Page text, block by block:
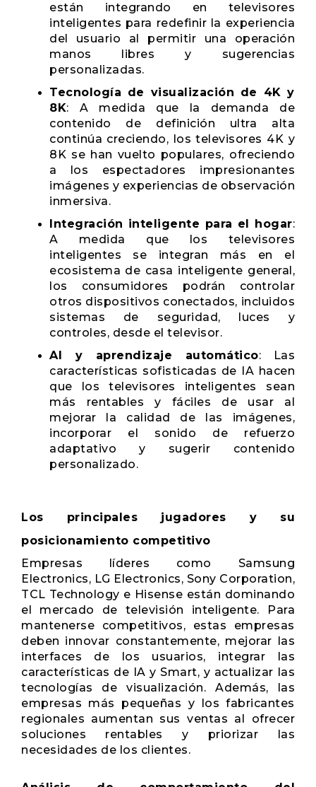
están integrando en televisores
inteligentes para redefinir la experiencia
del usuario al permitir una operación
manos libres y sugerencias
personalizadas.
Tecnología de visualización de 4K y
8K: A medida que la demanda de
contenido de definición ultra alta
continúa creciendo, los televisores 4K y
8K se han vuelto populares, ofreciendo
a los espectadores impresionantes
imágenes y experiencias de observación
inmersiva.
Integración inteligente para el hogar:
A medida que los televisores
inteligentes se integran más en el
ecosistema de casa inteligente general,
los consumidores podrán controlar
otros dispositivos conectados, incluidos
sistemas de seguridad, luces y
controles, desde el televisor.
AI y aprendizaje automático: Las
características sofisticadas de IA hacen
que los televisores inteligentes sean
más rentables y fáciles de usar al
mejorar la calidad de las imágenes,
incorporar el sonido de refuerzo
adaptativo y sugerir contenido
personalizado.
Los principales jugadores y su
posicionamiento competitivo
Empresas líderes como Samsung
Electronics, LG Electronics, Sony Corporation,
TCL Technology e Hisense están dominando
el mercado de televisión inteligente. Para
mantenerse competitivos, estas empresas
deben innovar constantemente, mejorar las
interfaces de los usuarios, integrar las
características de IA y Smart, y actualizar las
tecnologías de visualización. Además, las
empresas más pequeñas y los fabricantes
regionales aumentan sus ventas al ofrecer
soluciones rentables y priorizar las
necesidades de los clientes.